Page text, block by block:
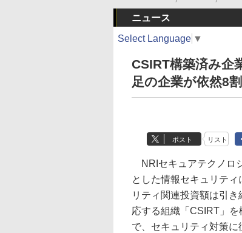
ニュース
Select Language ▼
CSIRT構築済み企
足の企業が依然8
ポスト リスト
NRIセキュアテクノロ
とした情報セキュリテ
リティ関連投資額は引
応する組織「CSIRT」
で、セキュリティ対策